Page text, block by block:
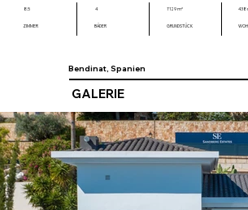
Bendinat, Spanien
GALERIE
8.5 4 1'129 m² 438
ZIMMER BÄDER GRUNDSTÜCK